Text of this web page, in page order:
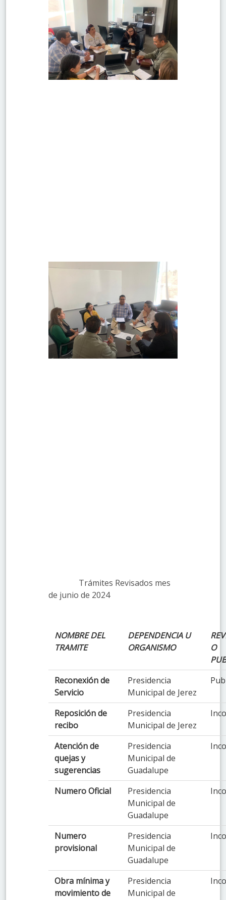
Trámites Revisados mes
de junio de 2024
NOMBRE DEL
TRAMITE
DEPENDENCIA U
ORGANISMO
O
Reconexión de
Servicio
Presidencia
Municipal de Jerez
Reposición de
recibo
Presidencia
Municipal de Jerez
Atención de
quejas y
sugerencias
Presidencia
Municipal de
Guadalupe
Numero Oficial
Presidencia
Municipal de
Guadalupe
Numero
provisional
Presidencia
Municipal de
Guadalupe
Obra mínima y
movimiento de
Presidencia
Municipal de